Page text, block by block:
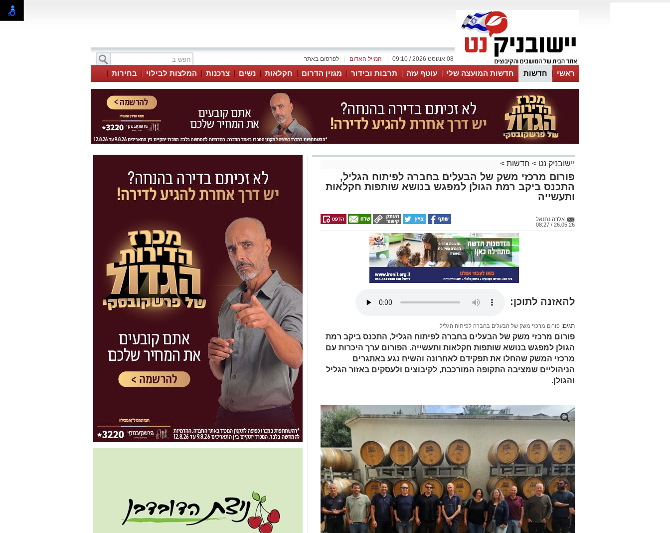
לפרסום באתר המייל האדום 08 אוגוסט 2026 / 09:10
ראשי חדשות חדשות המועצה שלי עוטף עזה תרבות ובידור מגזין הדרום חקלאות נשים צרכנות המלצות לבילוי
בחירות
אינדקס עסקים
לוח טיפים והמלצות
יישובניק נט > חדשות >
פורום מרכזי משק של הבעלים בחברה לפיתוח הגליל,
התכנס ביקב רמת הגולן למפגש בנושא שותפות חקלאות
ותעשייה
אלדה נתנאל
26.05.26 / 08:27
להאזנה לתוכן:
תגים: פורום מרכזי משק של הבעלים בחברה לפיתוח הגליל
פורום מרכזי משק של הבעלים בחברה לפיתוח הגליל, התכנס ביקב רמת
הגולן למפגש בנושא שותפות חקלאות ותעשייה. הפורום ערך היכרות עם
מרכזי המשק שהחלו את תפקידם לאחרונה והשיח נגע באתגרים
הניהוליים שמציבה התקופה המורכבת, לקיבוצים ולעסקים באזור הגליל
והגולן.